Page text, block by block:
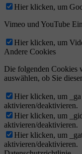
Hier klicken, um
Vimeo und YouTube
Hier klicken, um
Andere Cookies
Die folgenden Cookies
auswählen, ob Sie
Hier klicken, um
aktivieren/deaktivieren.
Hier klicken, um
aktivieren/deaktivieren.
Hier klicken, um
aktivieren/deaktivieren.